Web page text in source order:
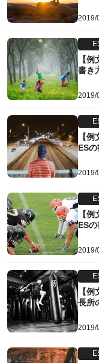
2019/
【
書き
2019/
【
ES
2019/
【
ES
2019/
【
長所
2019/